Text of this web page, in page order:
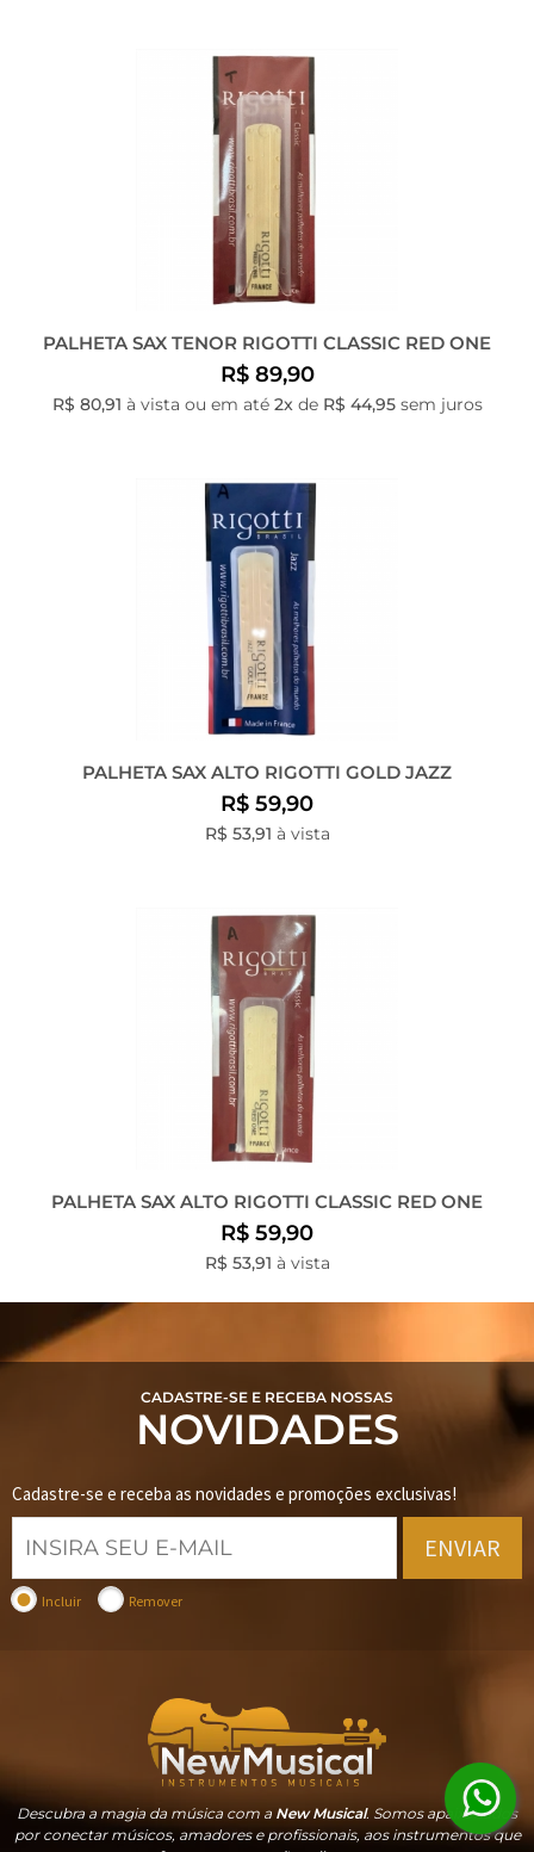
PALHETA SAX TENOR RIGOTTI CLASSIC RED ONE
R$ 89,90
R$ 80,91 à vista ou em até 2xde R$ 44,95sem juros
PALHETA SAX ALTO RIGOTTI GOLD JAZZ
R$ 59,90
R$ 53,91 à vista
PALHETA SAX ALTO RIGOTTI CLASSIC RED ONE
R$ 59,90
R$ 53,91 à vista
CADASTRE-SE E RECEBA NOSSAS
NOVIDADES
Cadastre-se e receba as novidades e promoções exclusivas!
ENVIAR
Incluir Remover
Descubra a magia da música com a New Musical. Somos apaixonados
por conectar músicos, amadores e profissionais, aos instrumentos que